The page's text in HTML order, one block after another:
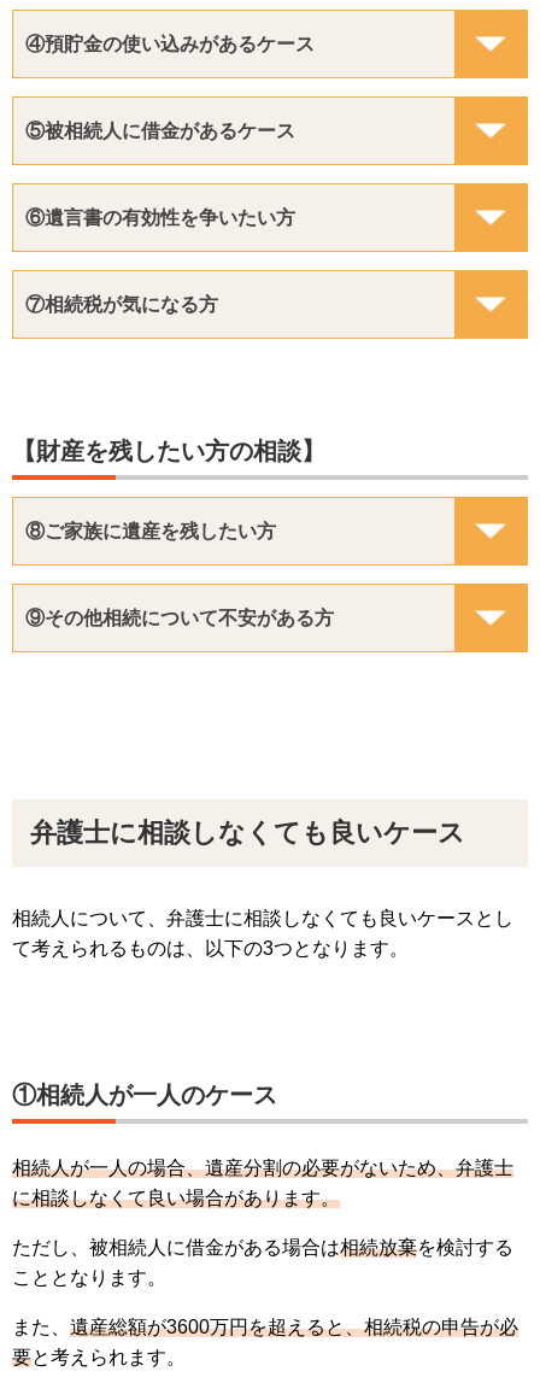
④預貯金の使い込みがあるケース
⑤被相続人に借金があるケース
⑥遺言書の有効性を争いたい方
⑦相続税が気になる方
【財産を残したい方の相談】
⑧ご家族に遺産を残したい方
⑨その他相続について不安がある方
弁護士に相談しなくても良いケース
相続人について、弁護士に相談しなくても良いケースとし
て考えられるものは、以下の3つとなります。
①相続人が一人のケース
相続人が一人の場合、遺産分割の必要がないため、弁護士
に相談しなくて良い場合があります。
ただし、被相続人に借金がある場合は相続放棄を検討する
こととなります。
また、 遺産総額が3600万円を超えると、相続税の申告が必
要と考えられます。